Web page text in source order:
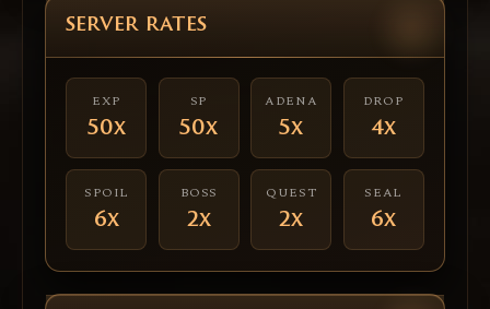
SERVER RATES
EXP
50x
SP
50x
ADENA
5x
DROP
4x
SPOIL
6x
BOSS
2x
QUEST
2x
SEAL
6x